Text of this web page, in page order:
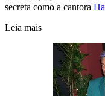
secreta como a cantora
Leia mais